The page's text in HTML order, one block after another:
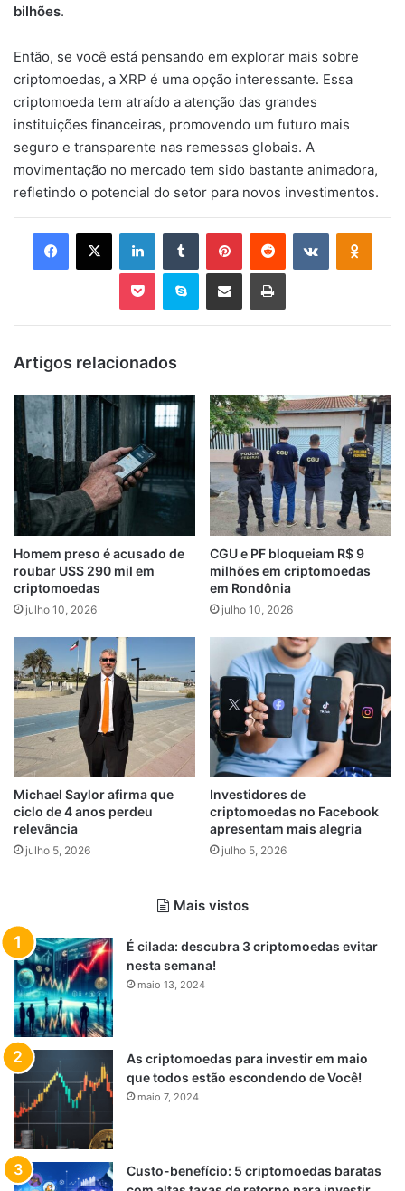
bilhões.
Então, se você está pensando em explorar mais sobre
criptomoedas, a XRP é uma opção interessante. Essa
criptomoeda tem atraído a atenção das grandes
instituições financeiras, promovendo um futuro mais
seguro e transparente nas remessas globais. A
movimentação no mercado tem sido bastante animadora,
refletindo o potencial do setor para novos investimentos.
Facebook
X LinkedinTumblr PinterestReddit VK OK
Pocket Skype Compartilhar via e-mail Imprimir
Artigos relacionados
Homem preso é acusado de
roubar US$ 290 mil em
criptomoedas
julho 10, 2026
CGU e PF bloqueiam R$ 9
milhões em criptomoedas
em Rondônia
julho 10, 2026
Michael Saylor afirma que
ciclo de 4 anos perdeu
relevância
julho 5, 2026
Investidores de
criptomoedas no Facebook
apresentam mais alegria
julho 5, 2026
Mais vistos
É cilada: descubra 3 criptomoedas evitar
nesta semana!
maio 13, 2024
As criptomoedas para investir em maio
que todos estão escondendo de Você!
maio 7, 2024
Custo-benefício: 5 criptomoedas baratas